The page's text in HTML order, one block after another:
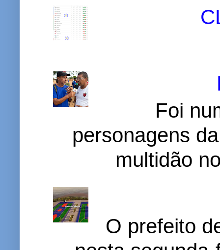
Foi
personagens
multidão
O prefeito